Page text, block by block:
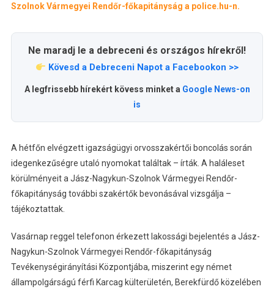
Szolnok Vármegyei Rendőr-főkapitányság a police.hu-n.
Ne maradj le a debreceni és országos hírekről!
Kövesd a Debreceni Napot a Facebookon >>
A legfrissebb hírekért kövess minket a Google News-on
is
A hétfőn elvégzett igazságügyi orvosszakértői boncolás során
idegenkezűségre utaló nyomokat találtak – írták. A haláleset
körülményeit a Jász-Nagykun-Szolnok Vármegyei Rendőr-
főkapitányság további szakértők bevonásával vizsgálja –
tájékoztattak.
Vasárnap reggel telefonon érkezett lakossági bejelentés a Jász-
Nagykun-Szolnok Vármegyei Rendőr-főkapitányság
Tevékenységirányítási Központjába, miszerint egy német
állampolgárságú férfi Karcag külterületén, Berekfürdő közelében